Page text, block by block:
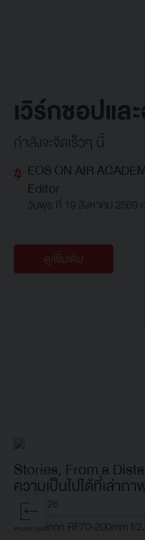
เวิร์กชอปแล
กำลังจะจัดเร็วๆ นี้
EOS ON AIR
Editor
วันพุธ ที่ 19 สิงหาคม 2569
ดูเพิ่มเติม
Stories, From a
ความเป็นไปได้ที่เล่าภา
มาติก
07 Aug 26
ด้วย Canon RF70-200mm f/